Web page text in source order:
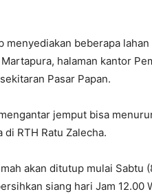
menyediakan beberapa
halaman kantor
Pasar Papan.
jemput bisa
RTH Ratu Zalecha.
akan ditutup mulai Sabtu
siang hari Jam 12.00